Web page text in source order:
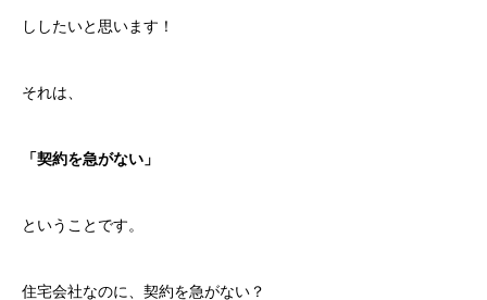
ししたいと思います！
それは、
「契約を急がない」
ということです。
住宅会社なのに、契約を急がない？